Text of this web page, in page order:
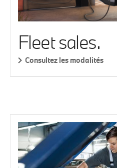
Fleet sales.
Consultez les modalités